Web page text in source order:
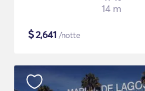
14 m
$2,641 /notte